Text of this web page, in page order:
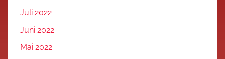
Juli 2022
Juni 2022
Mai 2022